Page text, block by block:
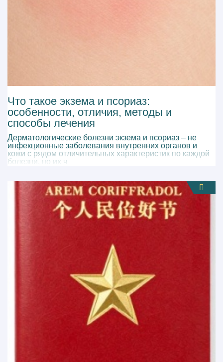
Что такое экзема и псориаз:
особенности, отличия, методы и
способы лечения
Дерматологические болезни экзема и псориаз – не
инфекционные заболевания внутренних органов и
кожи с рядом отличительных характеристик по каждой
болезни, но их ч